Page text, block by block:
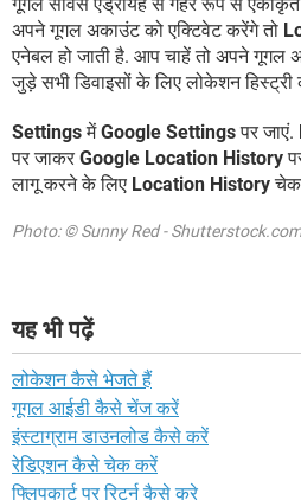
अपने गूगल अकाउंट को एक्टिवेट करेंगे तो
एनेबल हो जाती है. आप चाहें तो अपने गूगल
जुड़े सभी डिवाइसों के लिए लोकेशन
SettingsमेंGoogle Settingsपर जाएं.
पर जाकर Google Location History
लागू करने के लिए Location History
Photo: © Sunny Red - Shutterstock.com
यह भी पढ़ें
लोकेशन कैसे भेजते हैं
गूगल आईडी कैसे चेंज करें
इंस्टाग्राम डाउनलोड कैसे करें
रेडिएशन कैसे चेक करें
फ्लिपकार्ट पर रिटर्न कैसे करे